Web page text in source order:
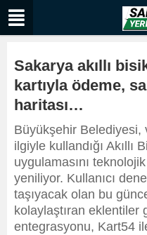
Sakarya akıllı
kartıyla ödeme,
haritası…
Büyükşehir Belediyesi,
ilgiyle kullandığı Akıllı
uygulamasını
yeniliyor. Kullanıcı
taşıyacak olan bu
kolaylaştıran eklentiler
entegrasyonu, Kart54